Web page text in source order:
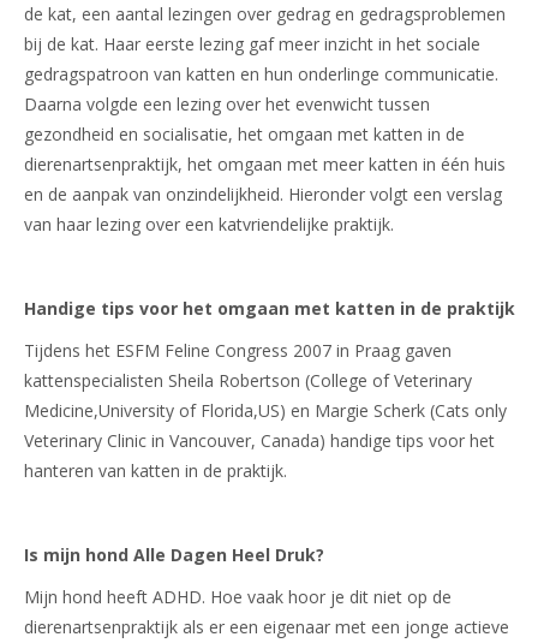
de kat, een aantal lezingen over gedrag en gedragsproblemen
bij de kat. Haar eerste lezing gaf meer inzicht in het sociale
gedragspatroon van katten en hun onderlinge communicatie.
Daarna volgde een lezing over het evenwicht tussen
gezondheid en socialisatie, het omgaan met katten in de
dierenartsenpraktijk, het omgaan met meer katten in één huis
en de aanpak van onzindelijkheid. Hieronder volgt een verslag
van haar lezing over een katvriendelijke praktijk.
Handige tips voor het omgaan met katten in de praktijk
Tijdens het ESFM Feline Congress 2007 in Praag gaven
kattenspecialisten Sheila Robertson (College of Veterinary
Medicine,University of Florida,US) en Margie Scherk (Cats only
Veterinary Clinic in Vancouver, Canada) handige tips voor het
hanteren van katten in de praktijk.
Is mijn hond Alle Dagen Heel Druk?
Mijn hond heeft ADHD. Hoe vaak hoor je dit niet op de
dierenartsenpraktijk als er een eigenaar met een jonge actieve